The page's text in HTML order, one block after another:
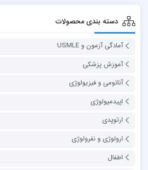
دسته بندی محصولات
آمادگی آزمون و USMLE
آموزش پزشکی
آناتومی و فیزیولوژی
اپیدمیولوژی
ارتوپدی
ارولوژی و نفرولوژی
اطفال